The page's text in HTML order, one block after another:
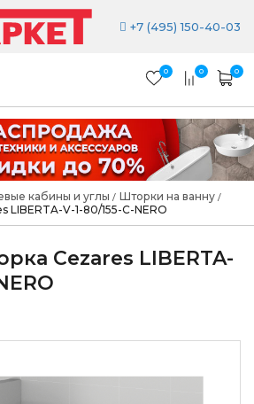
+7 (495) 150-40-03
0 0 0
кабины и углы / Шторки на ванну /
V-1-80/155-C-NERO
Cezares LIBERTA-